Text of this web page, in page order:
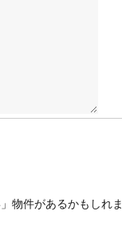
物件があるかもしれま